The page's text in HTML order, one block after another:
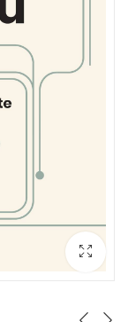
Note
sur 5
3500